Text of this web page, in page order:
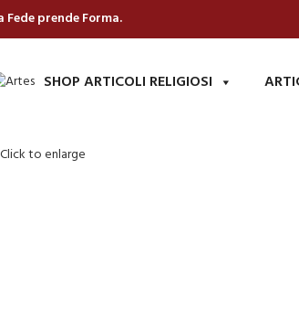
Fede prende Forma.
SHOP ARTICOLI RELIGIOSI
Click to enlarge